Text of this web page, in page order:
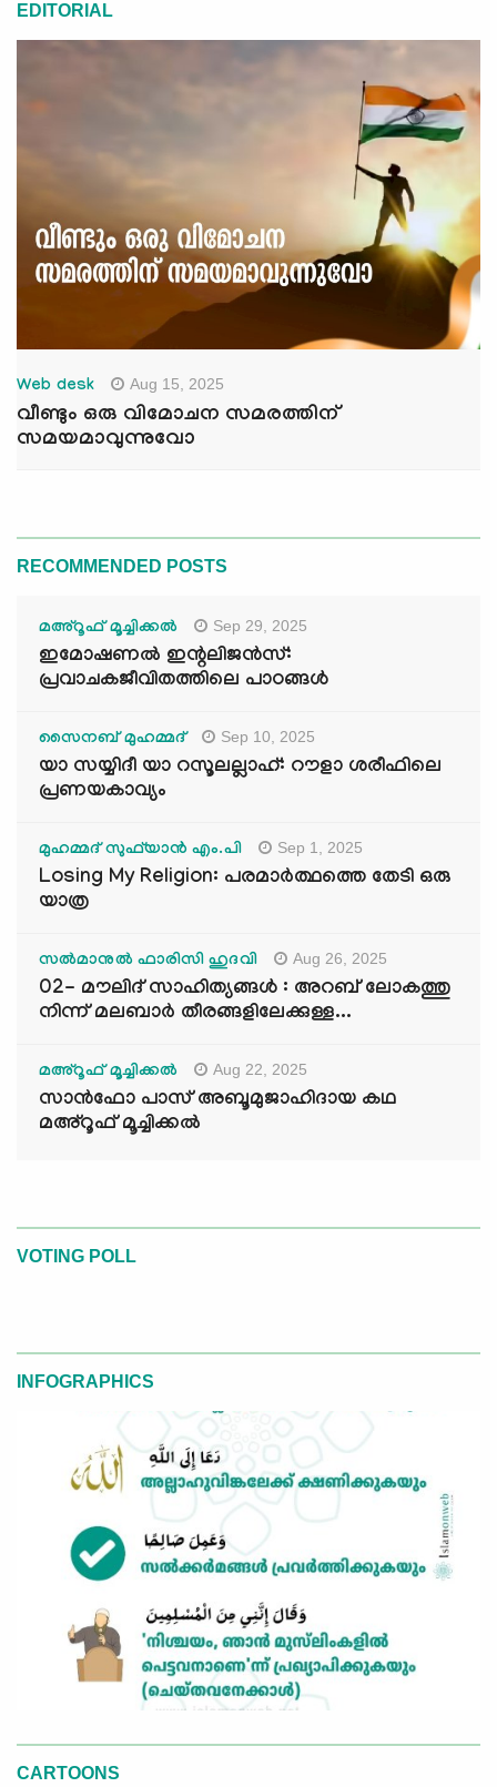
EDITORIAL
Web desk Aug 15, 2025
വീണ്ടും ഒരു വിമോചന സമരത്തിന്
സമയമാവുന്നുവോ
RECOMMENDED POSTS
മഅ്റൂഫ് മൂച്ചിക്കല്‍ Sep 29, 2025
ഇമോഷണൽ ഇന്റലിജൻസ്:
പ്രവാചകജീവിതത്തിലെ പാഠങ്ങൾ
സൈനബ് മുഹമ്മദ് Sep 10, 2025
യാ സയ്യിദീ യാ റസൂലല്ലാഹ്: റൗളാ ശരീഫിലെ
പ്രണയകാവ്യം
മുഹമ്മദ് സുഫ്‌യാൻ എം.പി Sep 1, 2025
Losing My Religion: പരമാർത്ഥത്തെ തേടി ഒരു
യാത്ര
സൽമാനുൽ ഫാരിസി ഹുദവി Aug 26, 2025
02- മൗലിദ് സാഹിത്യങ്ങൾ : അറബ് ലോകത്തു
നിന്ന് മലബാർ തീരങ്ങളിലേക്കുള്ള...
മഅ്റൂഫ് മൂച്ചിക്കല്‍ Aug 22, 2025
സാൻഫോ പാസ് അബൂമുജാഹിദായ കഥ
മഅ്റൂഫ് മൂച്ചിക്കല്‍
VOTING POLL
INFOGRAPHICS
CARTOONS